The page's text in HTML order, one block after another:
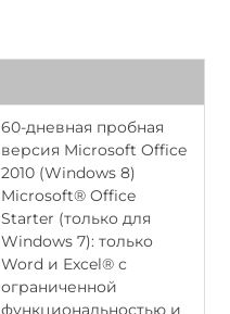
60-дневная пробная
версия Microsoft Office
2010 (Windows 8)
Microsoft® Office
Starter (только для
Windows 7): только
Word и Excel® с
ограниченной
функциональностью и